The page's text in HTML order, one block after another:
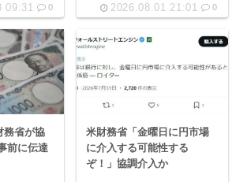
09:31 0 2026.08.01 21:01 0
務省が協
前に伝達
米財務省「金曜日に円市場
に介入する可能性する
ぞ！」協調介入か